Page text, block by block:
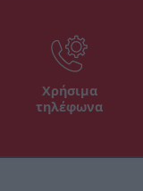
Χρήσιμα
τηλέφωνα